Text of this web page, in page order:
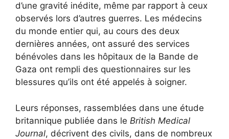
d’une gravité inédite, même par rapport à ceux
observés lors d’autres guerres. Les médecins
du monde entier qui, au cours des deux
dernières années, ont assuré des services
bénévoles dans les hôpitaux de la Bande de
Gaza ont rempli des questionnaires sur les
blessures qu’ils ont été appelés à soigner.
Leurs réponses, rassemblées dans une étude
britannique publiée dans le British Medical
Journal, décrivent des civils, dans de nombreux